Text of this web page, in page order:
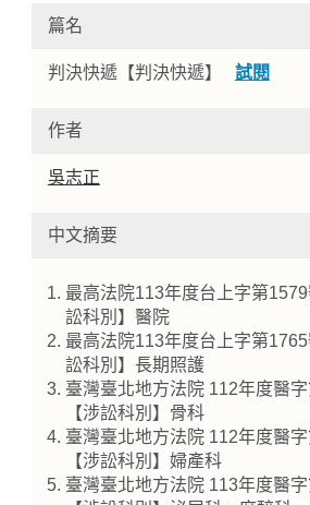
Home
篇名
判決快遞【判決快遞】 試閱
作者
吳志正
中文摘要
最高法院113年度台上字第
訟科別】醫院
最高法院113年度台上字第
訟科別】長期照護
臺灣臺北地方法院 112年度醫
【涉訟科別】骨科
臺灣臺北地方法院 112年度醫
【涉訟科別】婦產科
臺灣臺北地方法院 113年度醫